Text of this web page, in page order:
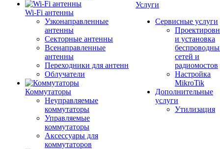
Wi-Fi антенны
Узконаправленные
антенны
Секторные антенны
Всенаправленные
антенны
Переходники для антенн
Облучатели
Коммутаторы
Неуправляемые
коммутаторы
Управляемые
коммутаторы
Аксессуары для
коммутаторов
Услуги
Сервисные услуги
и установка
сетей и
радиомостов
Настройка
MikroTik
Дополнительные
услуги
Утилизация